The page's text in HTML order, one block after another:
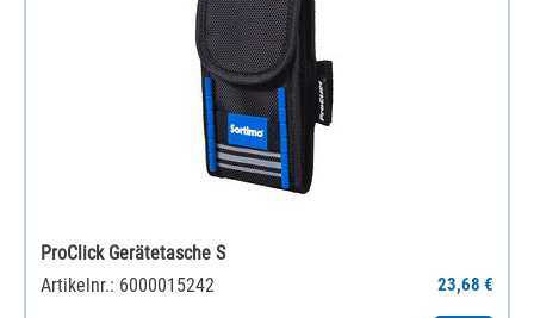
ProClick Gerätetasche S
Artikelnr.: 6000015242
23,68 €